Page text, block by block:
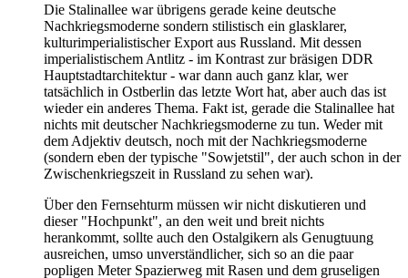
Die Stalinallee war übrigens gerade keine deutsche
Nachkriegsmoderne sondern stilistisch ein glasklarer,
kulturimperialistischer Export aus Russland. Mit dessen
imperialistischem Antlitz - im Kontrast zur bräsigen DDR
Hauptstadtarchitektur - war dann auch ganz klar, wer
tatsächlich in Ostberlin das letzte Wort hat, aber auch das ist
wieder ein anderes Thema. Fakt ist, gerade die Stalinallee hat
nichts mit deutscher Nachkriegsmoderne zu tun. Weder mit
dem Adjektiv deutsch, noch mit der Nachkriegsmoderne
(sondern eben der typische "Sowjetstil", der auch schon in der
Zwischenkriegszeit in Russland zu sehen war).
Über den Fernsehturm müssen wir nicht diskutieren und
dieser "Hochpunkt", an den weit und breit nichts
herankommt, sollte auch den Ostalgikern als Genugtuung
ausreichen, umso unverständlicher, sich so an die paar
popligen Meter Spazierweg mit Rasen und dem gruseligen